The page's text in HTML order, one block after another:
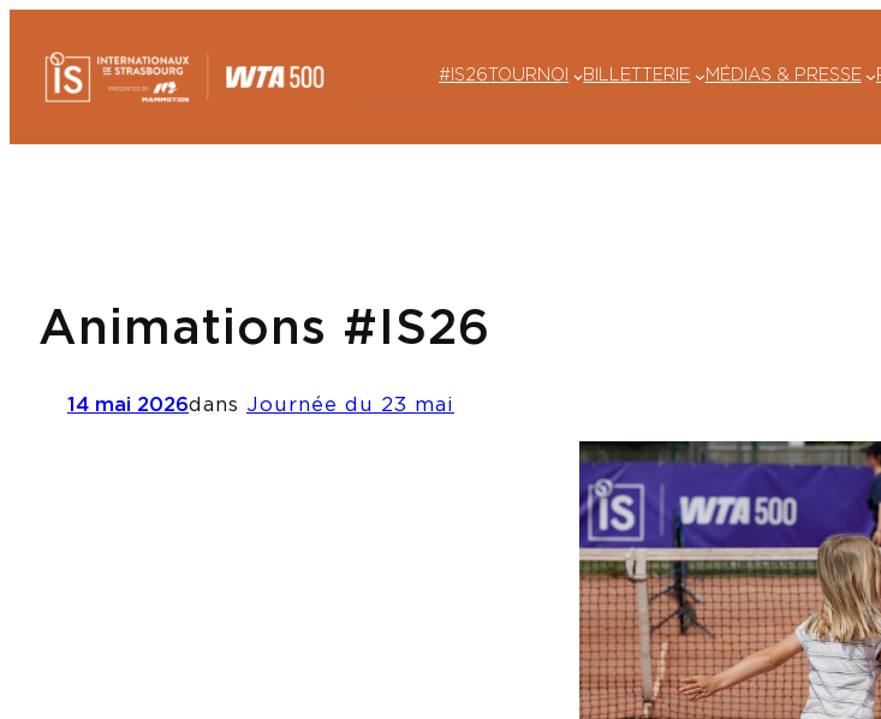
contenu
#IS26 TOURNOI BILLETTERIE MÉDIAS & PRESSE
Animations #IS26
14 mai 2026dans Journée du 23 mai